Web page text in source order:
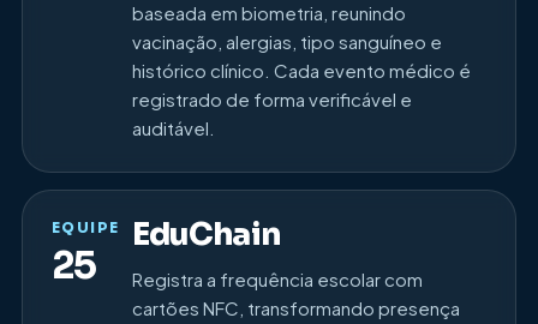
baseada em biometria, reunindo
vacinação, alergias, tipo sanguíneo e
histórico clínico. Cada evento médico é
registrado de forma verificável e
auditável.
EQUIPE
25
EduChain
Registra a frequência escolar com
cartões NFC, transformando presença